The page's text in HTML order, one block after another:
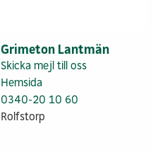
Grimeton Lantmän
Skicka mejl till oss
Hemsida
0340-20 10 60
Rolfstorp